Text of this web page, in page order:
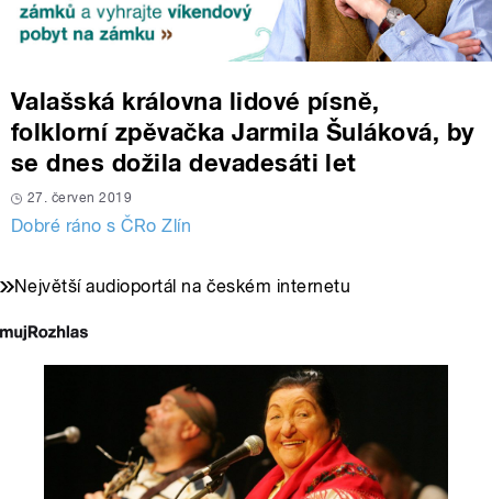
Valašská královna lidové písně,
folklorní zpěvačka Jarmila Šuláková, by
se dnes dožila devadesáti let
27. červen 2019
Dobré ráno s ČRo Zlín
Největší audioportál na českém internetu